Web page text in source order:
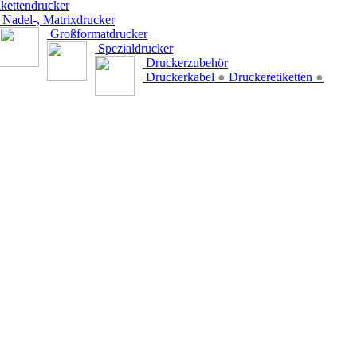
Nadel-, Matrixdrucker
Großformatdrucker
Spezialdrucker
Druckerzubehör
Druckerkabel ● Druckeretiketten ●